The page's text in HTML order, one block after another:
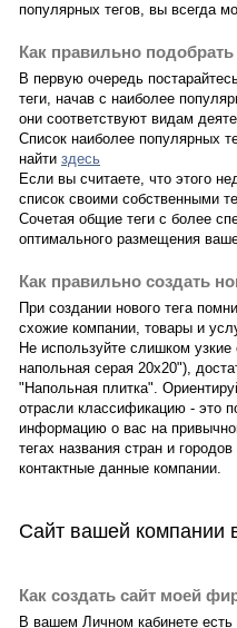
популярных тегов, вы всегда
Как правильно подобрать
В первую очередь
теги, начав с наиболее
они соответствуют видам
Список наиболее популярных
найти здесь
Если вы считаете, что этого
список своими собственными
Сочетая общие теги с более
оптимального размещения
Как правильно создать
При создании нового тега
схожие компании, товары и
Не используйте слишком
напольная серая 20х20"),
"Напольная плитка".
отрасли классификацию - это
информацию о вас на
тегах названия стран и
контактные данные компании.
Сайт вашей компании
Как создать сайт моей
В вашем Личном кабинете